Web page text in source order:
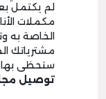
لم يكتمل
مكملات
الخاصة به
مشترياتك
ستحظى بها
توصيل